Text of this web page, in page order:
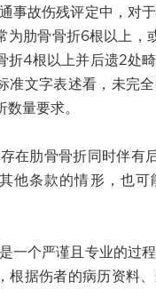
故伤残评定中，对于
为肋骨骨折6根以上，
折4根以上并后遗2处
准文字表述看，未完
数量要求。
肋骨骨折同时伴有后
他条款的情形，也可
个严谨且专业的过程
根据伤者的病历资料